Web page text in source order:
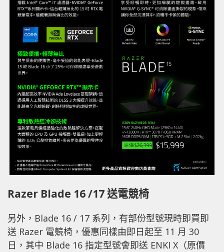
Razer Blade 16 /17 送電競椅
另外，Blade 16 / 17 系列，有部份型號現時即買即
送 Razer 電競椅，優惠同樣由即日起至 11 月 30
日，其中 Blade 16 指定型號會即送 ENKI X（原價